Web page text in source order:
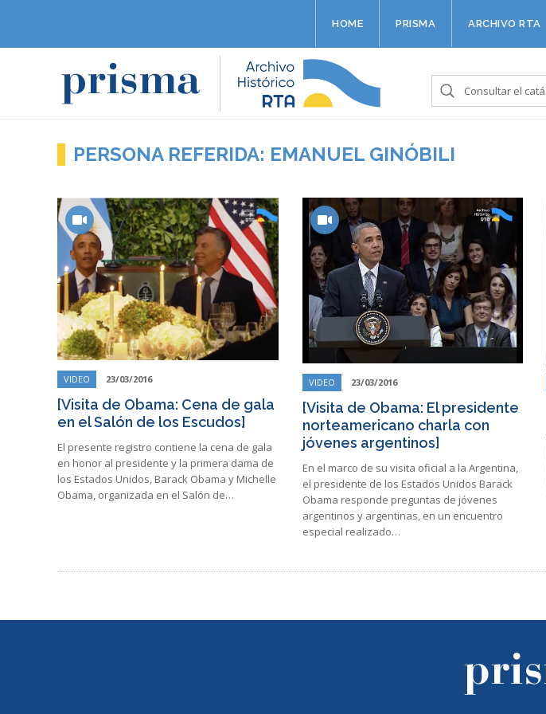
HOME PRISMA ARCHIVO RTA
PERSONA REFERIDA: EMANUEL GINÓBILI
VIDEO 23/03/2016
[Visita de Obama: Cena de gala
en el Salón de los Escudos]
El presente registro contiene la cena de gala
en honor al presidente y la primera dama de
los Estados Unidos, Barack Obama y Michelle
Obama, organizada en el Salón de…
VIDEO 23/03/2016
[Visita de Obama: El presidente
norteamericano charla con
jóvenes argentinos]
En el marco de su visita oficial a la Argentina,
el presidente de los Estados Unidos Barack
Obama responde preguntas de jóvenes
argentinos y argentinas, en un encuentro
especial realizado…